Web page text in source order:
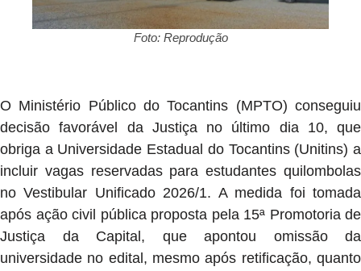
Foto: Reprodução
O Ministério Público do Tocantins (MPTO) conseguiu
decisão favorável da Justiça no último dia 10, que
obriga a Universidade Estadual do Tocantins (Unitins) a
incluir vagas reservadas para estudantes quilombolas
no Vestibular Unificado 2026/1. A medida foi tomada
após ação civil pública proposta pela 15ª Promotoria de
Justiça da Capital, que apontou omissão da
universidade no edital, mesmo após retificação, quanto